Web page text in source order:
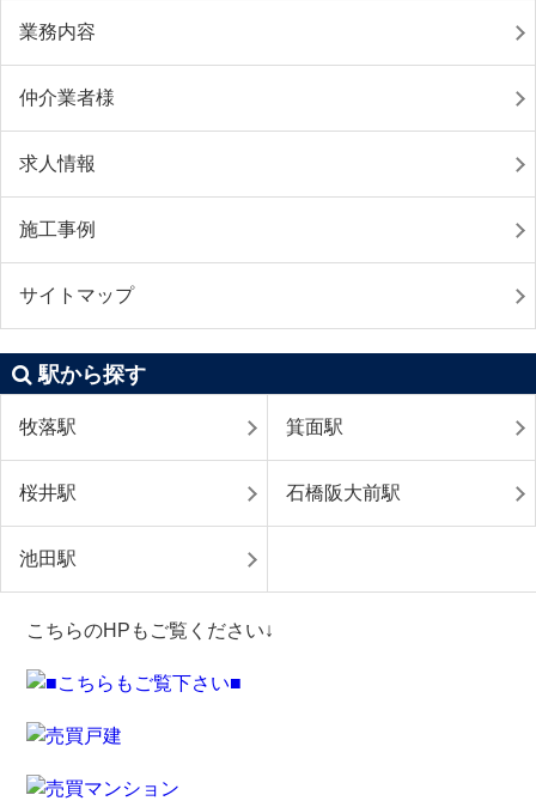
業務内容
仲介業者様
求人情報
施工事例
サイトマップ
駅から探す
牧落駅 箕面駅
桜井駅 石橋阪大前駅
池田駅
こちらのHPもご覧ください↓